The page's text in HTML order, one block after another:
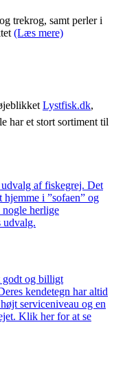
trekrog, samt perler i
(Læs mere)
Lystfisk.dk,
har et stort sortiment til
af fiskegrej. Det
i ”sofaen” og
nogle herlige
udvalg.
godt og billigt
kendetegn har altid
serviceniveau og en
Klik her for at se